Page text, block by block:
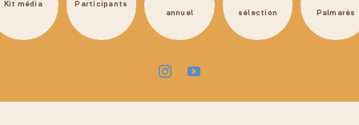
Kit média Participants
annuel
sélection
Palmarès